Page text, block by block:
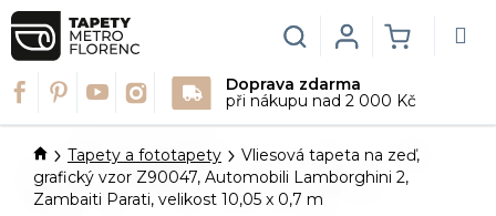
Přejít
na
obsah
Doprava zdarma
při nákupu nad 2 000 Kč
Hledat
KOŠÍK
Login
DomůTapety a fototapety
Vliesová tapeta na zeď,
grafický vzor Z90047, Automobili Lamborghini 2,
Zambaiti Parati, velikost 10,05 x 0,7 m